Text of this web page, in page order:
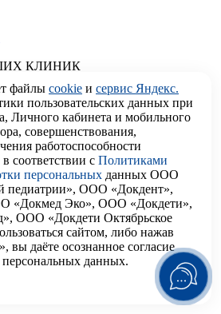
КЛИНИК
файлы cookie и сервис Яндекс.
пользовательских данных при
Личного кабинета и мобильного
совершенствования,
работоспособности
соответствии с Политиками
персональных данных ООО
педиатрии», ООО «Докдент»,
«Докмед Эко», ООО «Докдети»,
ООО «Докдети Октябрьское
сайтом, либо нажав
даёте осознанное согласие
данных.